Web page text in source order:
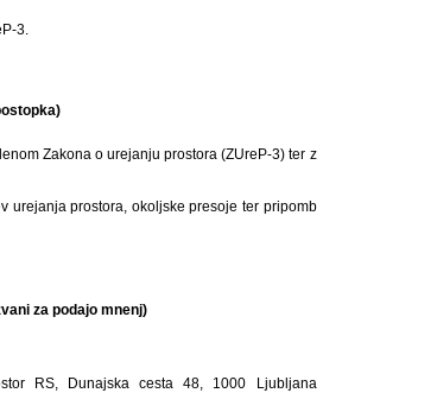
3.
Zakona o urejanju prostora (ZUreP-3) ter z
urejanja prostora, okoljske presoje ter pripomb
za podajo mnenj)
RS, Dunajska cesta 48, 1000 Ljubljana